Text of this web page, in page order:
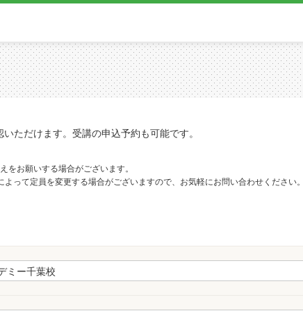
ただけます。受講の申込予約も可能です。
お願いする場合がございます。
って定員を変更する場合がございますので、お気軽にお問い合わせください